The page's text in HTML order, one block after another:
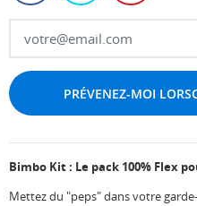
PRÉVENEZ-MOI
Bimbo Kit : Le pack 100% Flex
Mettez du "peps" dans votre